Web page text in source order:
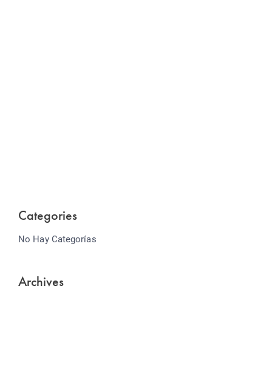
Categories
No Hay Categorías
Archives